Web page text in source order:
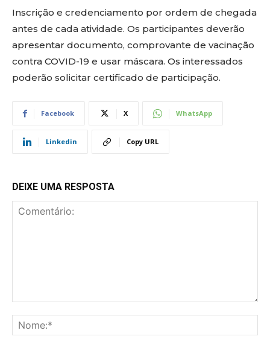
Inscrição e credenciamento por ordem de chegada
antes de cada atividade. Os participantes deverão
apresentar documento, comprovante de vacinação
contra COVID-19 e usar máscara. Os interessados
poderão solicitar certificado de participação.
Facebook X WhatsApp
Linkedin Copy URL
DEIXE UMA RESPOSTA